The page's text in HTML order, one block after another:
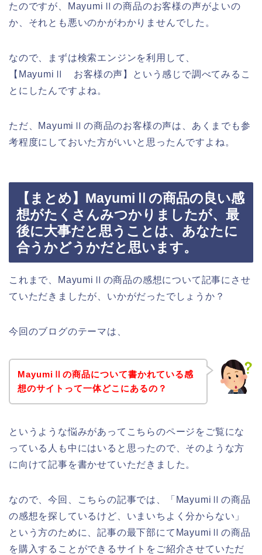
たのですが、MayumiⅡの商品のお客様の声がよいの
か、それとも悪いのかがわかりませんでした。
なので、まずは検索エンジンを利用して、
【MayumiⅡ お客様の声】という感じで調べてみるこ
とにしたんですよね。
ただ、MayumiⅡの商品のお客様の声は、あくまでも参
考程度にしておいた方がいいと思ったんですよね。
【まとめ】MayumiⅡの商品の良い感
想がたくさんみつかりましたが、最
後に大事だと思うことは、あなたに
合うかどうかだと思います。
これまで、MayumiⅡの商品の感想について記事にさせ
ていただきましたが、いかがだったでしょうか？
今回のブログのテーマは、
MayumiⅡの商品について書かれている感
想のサイトって一体どこにあるの？
というような悩みがあってこちらのページをご覧にな
っている人も中にはいると思ったので、そのような方
に向けて記事を書かせていただきました。
なので、今回、こちらの記事では、「MayumiⅡの商品
の感想を探しているけど、いまいちよく分からない」
という方のために、記事の最下部にてMayumiⅡの商品
を購入することができるサイトをご紹介させていただ